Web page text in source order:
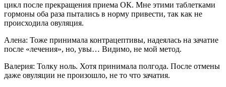
цикл после прекращения приема ОК. Мне этими таблетками
гормоны оба раза пытались в норму привести, так как не
происходила овуляция.
Алена: Тоже принимала контрацептивы, надеялась на зачатие
после «лечения», но, увы… Видимо, не мой метод.
Валерия: Толку ноль. Хотя принимала полгода. После отмены
даже овуляции не произошло, не то что зачатия.